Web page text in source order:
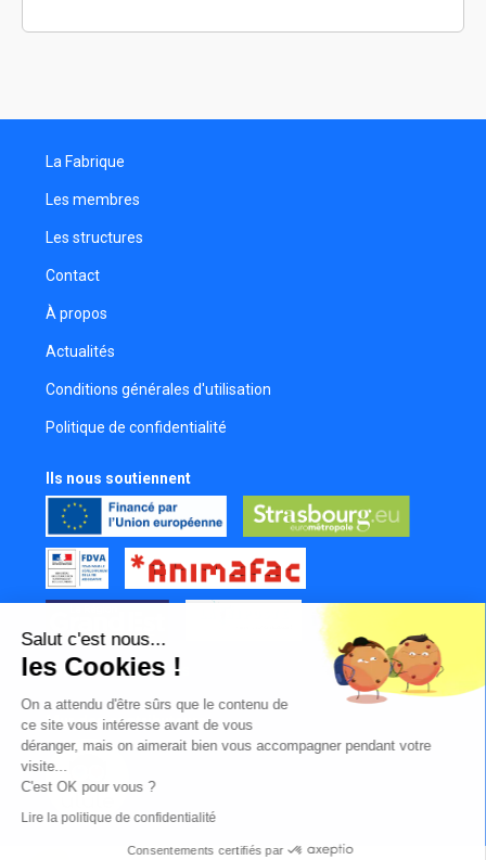
La Fabrique
Les membres
Les structures
Contact
À propos
Actualités
Conditions générales d'utilisation
Politique de confidentialité
Ils nous soutiennent
Tous nos partenaires
Mur des contributeurs
Salut c'est nous...
les Cookies !
On a attendu d'être sûrs que le contenu de
ce site vous intéresse avant de vous
déranger, mais on aimerait bien vous accompagner pendant votre
visite...
C'est OK pour vous ?
Lire la politique de confidentialité
Consentements certifiés par